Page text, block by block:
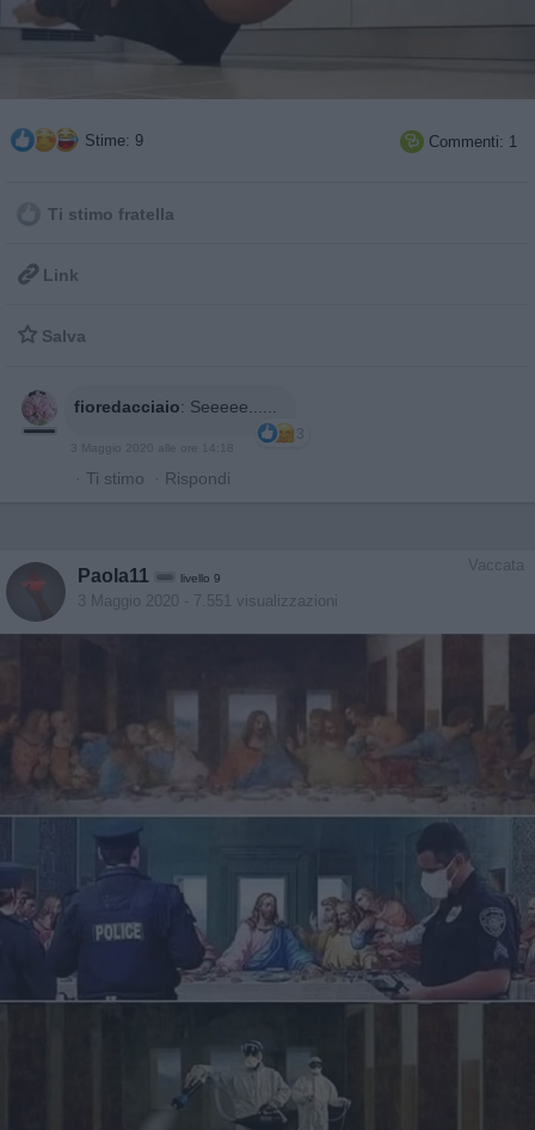
Stime: 9  Commenti: 1
Ti stimo fratella
 Link
 Salva
fioredacciaio: Seeeee......
3
3 Maggio 2020 alle ore 14:18
· Ti stimo · Rispondi
Vaccata
Paola11 livello 9
3 Maggio 2020 - 7.551 visualizzazioni